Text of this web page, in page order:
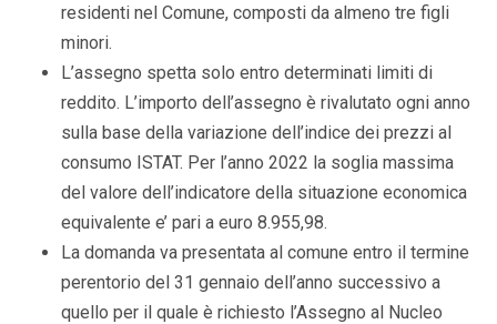
residenti nel Comune, composti da almeno tre figli
minori.
L’assegno spetta solo entro determinati limiti di
reddito. L’importo dell’assegno è rivalutato ogni anno
sulla base della variazione dell’indice dei prezzi al
consumo ISTAT. Per l’anno 2022 la soglia massima
del valore dell’indicatore della situazione economica
equivalente e’ pari a euro 8.955,98.
La domanda va presentata al comune entro il termine
perentorio del 31 gennaio dell’anno successivo a
quello per il quale è richiesto l’Assegno al Nucleo